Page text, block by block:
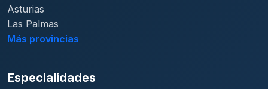
Asturias
Las Palmas
Más provincias
Especialidades